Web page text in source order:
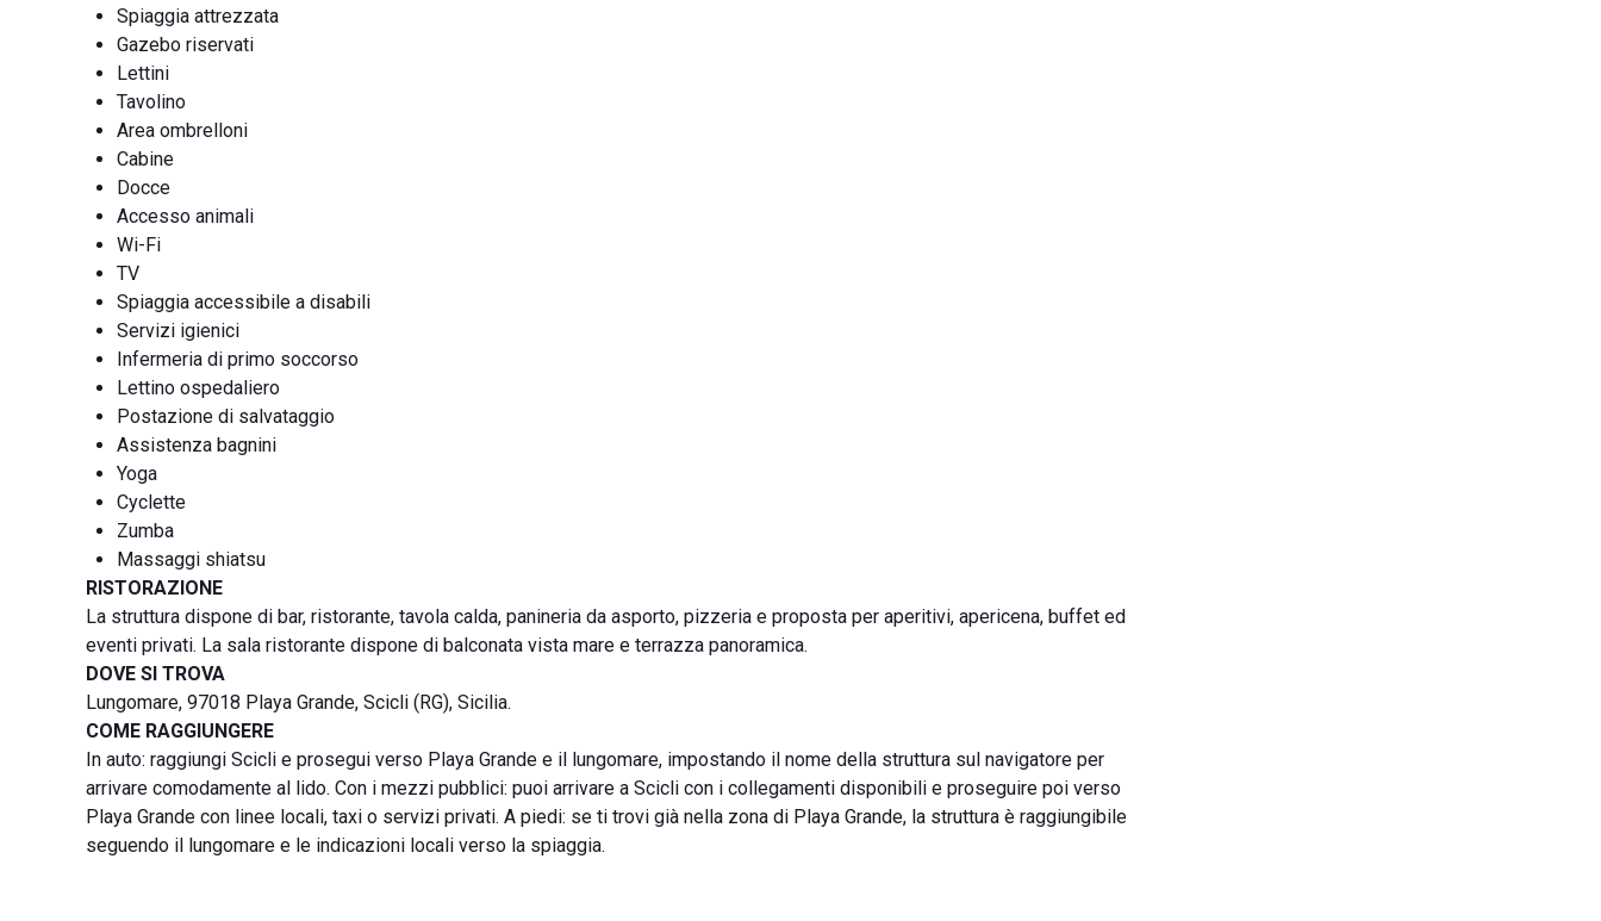
Spiaggia attrezzata
Gazebo riservati
Lettini
Tavolino
Area ombrelloni
Cabine
Docce
Accesso animali
Wi-Fi
TV
Spiaggia accessibile a disabili
Servizi igienici
Infermeria di primo soccorso
Lettino ospedaliero
Postazione di salvataggio
Assistenza bagnini
Yoga
Cyclette
Zumba
Massaggi shiatsu
RISTORAZIONE
La struttura dispone di bar, ristorante, tavola calda, panineria da asporto, pizzeria e proposta per aperitivi, apericena, buffet ed
eventi privati. La sala ristorante dispone di balconata vista mare e terrazza panoramica.
DOVE SI TROVA
Lungomare, 97018 Playa Grande, Scicli (RG), Sicilia.
COME RAGGIUNGERE
In auto: raggiungi Scicli e prosegui verso Playa Grande e il lungomare, impostando il nome della struttura sul navigatore per
arrivare comodamente al lido. Con i mezzi pubblici: puoi arrivare a Scicli con i collegamenti disponibili e proseguire poi verso
Playa Grande con linee locali, taxi o servizi privati. A piedi: se ti trovi già nella zona di Playa Grande, la struttura è raggiungibile
seguendo il lungomare e le indicazioni locali verso la spiaggia.